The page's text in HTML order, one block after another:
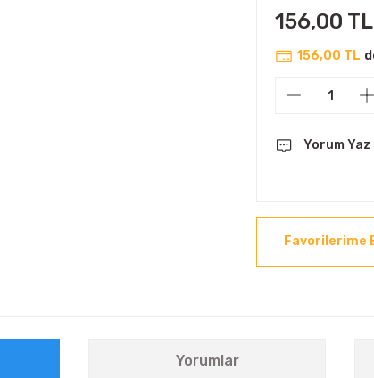
156,00 TL
156,00 TL
Yorum Yaz
Yorumlar